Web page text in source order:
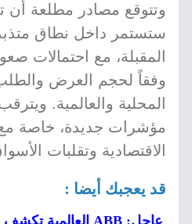
وتتوقع مصادر مطلعة أن
ستستمر داخل نطاق
المقبلة، مع احتمالات
وفقاً لحجم العرض
المحلية والعالمية.
مؤشرات جديدة، خاصة
الاقتصادية وتقلبات
قد يعجبك أيضا :